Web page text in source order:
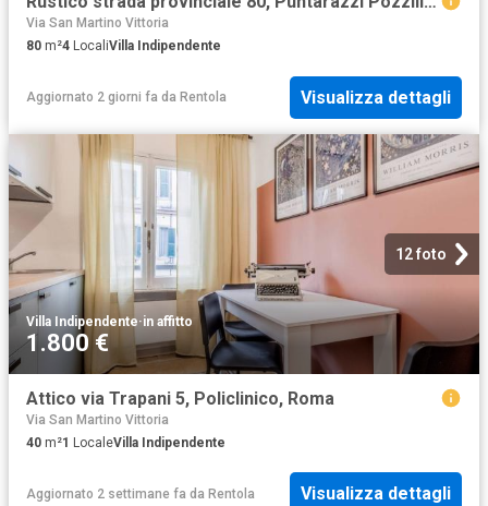
Via San Martino Vittoria
80 m²4 LocaliVilla Indipendente
Aggiornato 2 giorni fa da Rentola Visualizza dettagli
12 foto
Villa Indipendente·in affitto
1.800 €
Attico via Trapani 5, Policlinico, Roma
Via San Martino Vittoria
40 m²1 LocaleVilla Indipendente
Aggiornato 2 settimane fa da Rentola Visualizza dettagli